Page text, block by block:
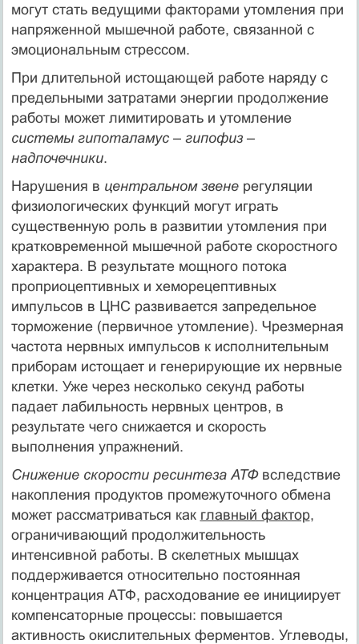
могут стать ведущими факторами утомления при
напряженной мышечной работе, связанной с
эмоциональным стрессом.
При длительной истощающей работе наряду с
предельными затратами энергии продолжение
работы может лимитировать и утомление
системы гипоталамус – гипофиз –
надпочечники.
Нарушения в центральном звенерегуляции
физиологических функций могут играть
существенную роль в развитии утомления при
кратковременной мышечной работе скоростного
характера. В результате мощного потока
проприоцептивных и хеморецептивных
импульсов в ЦНС развивается запредельное
торможение (первичное утомление). Чрезмерная
частота нервных импульсов к исполнительным
приборам истощает и генерирующие их нервные
клетки. Уже через несколько секунд работы
падает лабильность нервных центров, в
результате чего снижается и скорость
выполнения упражнений.
Снижение скорости ресинтеза АТФвследствие
накопления продуктов промежуточного обмена
может рассматриваться как главный фактор,
ограничивающий продолжительность
интенсивной работы. В скелетных мышцах
поддерживается относительно постоянная
концентрация АТФ, расходование ее инициирует
компенсаторные процессы: повышается
активность окислительных ферментов. Углеводы,